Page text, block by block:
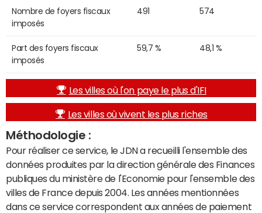
Nombre de foyers fiscaux
imposés
491 574
Part des foyers fiscaux
imposés
59,7 % 48,1 %
Les villes où l'on paye le plus d'IFI
Les villes où vivent les plus riches
Méthodologie :
Pour réaliser ce service, le JDN a recueilli l'ensemble des
données produites par la direction générale des Finances
publiques du ministère de l'Economie pour l'ensemble des
villes de France depuis 2004. Les années mentionnées
dans ce service correspondent aux années de paiement